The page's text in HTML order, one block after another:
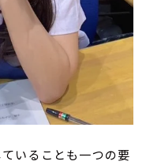
いることも一つの要